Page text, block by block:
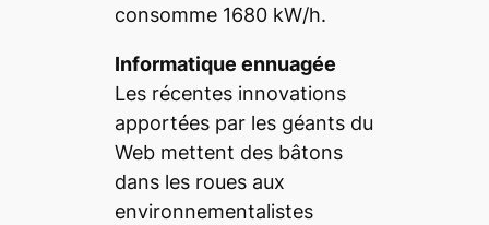
consomme 1680 kW/h.
Informatique ennuagée
Les récentes innovations
apportées par les géants du
Web mettent des bâtons
dans les roues aux
environnementalistes